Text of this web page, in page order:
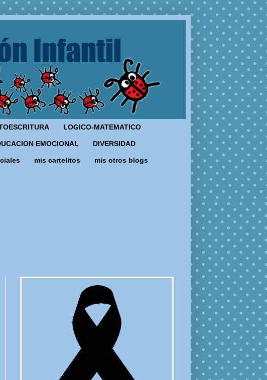
LOGICO-MATEMATICO
EMOCIONAL DIVERSIDAD
mis cartelitos mis otros blogs